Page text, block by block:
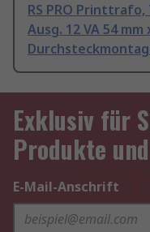
RS PRO Printtrafo,
Ausg. 12 VA 54 mm
Exklusiv für
Produkte
E-Mail-Anschrift